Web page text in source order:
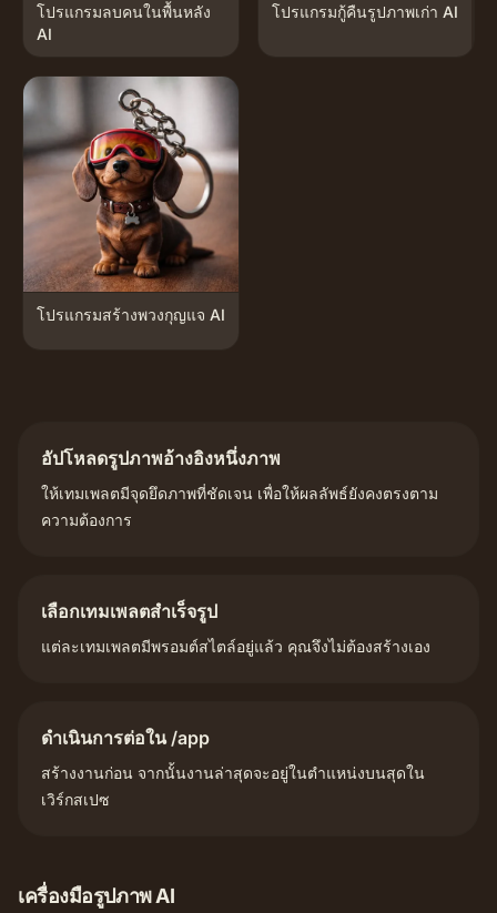
โปรแกรมลบคนในพื้นหลัง
AI
โปรแกรมกู้คืนรูปภาพเก่า AI
โปรแกรมสร้างพวงกุญแจ AI
อัปโหลดรูปภาพอ้างอิงหนึ่งภาพ
ให้เทมเพลตมีจุดยึดภาพที่ชัดเจน เพื่อให้ผลลัพธ์ยังคงตรงตาม
ความต้องการ
เลือกเทมเพลตสำเร็จรูป
แต่ละเทมเพลตมีพรอมต์สไตล์อยู่แล้ว คุณจึงไม่ต้องสร้างเอง
ดำเนินการต่อใน /app
สร้างงานก่อน จากนั้นงานล่าสุดจะอยู่ในตำแหน่งบนสุดใน
เวิร์กสเปซ
เครื่องมือรูปภาพ AI